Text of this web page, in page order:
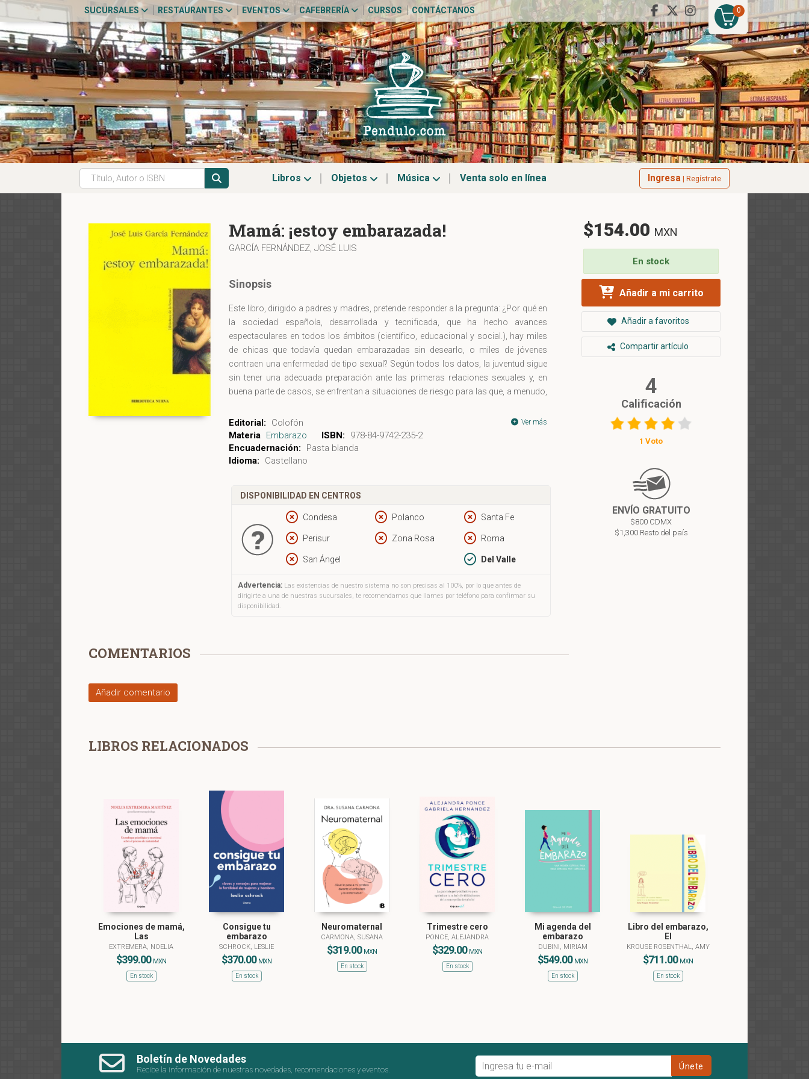
0
SUCURSALES RESTAURANTES EVENTOS CAFEBRERÍA CURSOS CONTÁCTANOS
Libros Objetos Música Venta solo en línea Ingresa | Regístrate
Mamá: ¡estoy embarazada!
GARCÍA FERNÁNDEZ, JOSÉ LUIS
Sinopsis
Este libro, dirigido a padres y madres, pretende responder a la pregunta: ¿Por qué en
la sociedad española, desarrollada y tecnificada, que ha hecho avances
espectaculares en todos los ámbitos (científico, educacional y social.), hay miles
de chicas que todavía quedan embarazadas sin desearlo, o miles de jóvenes
contraen una enfermedad de tipo sexual? Según todos los datos, la juventud sigue
sin tener una adecuada preparación ante las primeras relaciones sexuales y, en
buena parte de casos, se enfrentan a situaciones de riesgo para las que, a menudo,
sexualmente que se inician antes en el sexo, tanto chicos como chicas. El autor
envía un mensaje a los padres y madres: relájense y disfruten de la adolescencia de
sus hijas e hijos. Háganse a la idea de que van a estar muchos años -quizá hasta
que tengan cerca de treinta- compartiendo experiencias, vivencias, cabreos y
Ver más
Editorial:
Colofón
Materia Embarazo ISBN:
978-84-9742-235-2
Encuadernación:
Pasta blanda
Idioma:
Castellano
DISPONIBILIDAD EN CENTROS
Condesa Polanco Santa Fe
Perisur Zona Rosa Roma
San Ángel Del Valle
Advertencia: Las existencias de nuestro sistema no son precisas al 100%, por lo que antes de
dirigirte a una de nuestras sucursales, te recomendamos que llames por teléfono para confirmar su
disponibilidad.
COMENTARIOS
Añadir comentario
$154.00 MXN
En stock
Añadir a mi carrito
Añadir a favoritos
Compartir artículo
4
Calificación
1 Voto
ENVÍO GRATUITO
$800 CDMX
$1,300 Resto del país
LIBROS RELACIONADOS
Emociones de mamá,
Las
EXTREMERA, NOELIA
$399.00 MXN
En stock
Consigue tu
embarazo
SCHROCK, LESLIE
$370.00 MXN
En stock
Neuromaternal
CARMONA, SUSANA
$319.00 MXN
En stock
Trimestre cero
PONCE, ALEJANDRA
$329.00 MXN
En stock
Mi agenda del
embarazo
DUBINI, MIRIAM
$549.00 MXN
En stock
Libro del embarazo,
El
KROUSE ROSENTHAL, AMY
$711.00 MXN
En stock
Boletín de Novedades
Recibe la información de nuestras novedades, recomendaciones y eventos.